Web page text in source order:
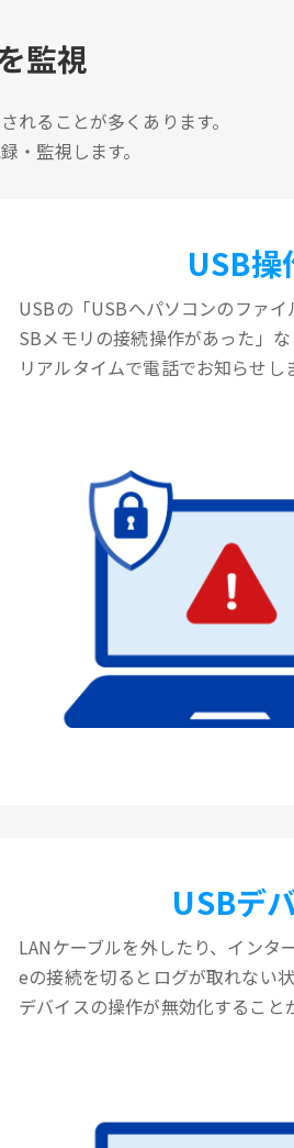
監視
れることが多くあります。
・監視します。
USB操
USBの「USBへパソコンのファ
SBメモリの接続操作があった」
リアルタイムで電話でお知らせし
USBデ
LANケーブルを外したり、イン
eの接続を切るとログが取れない
デバイスの操作が無効化すること